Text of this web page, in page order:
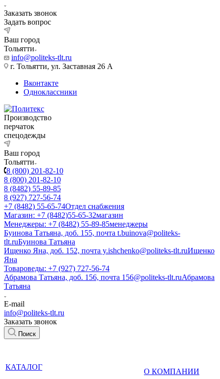
Заказать звонок
Задать вопрос
Ваш город
Тольятти
info@politeks-tlt.ru
г. Тольятти, ул. Заставная 26 А
Вконтакте
Одноклассники
Производство
перчаток
спецодежды
Ваш город
Тольятти
8 (800) 201-82-10
8 (800) 201-82-10
8 (8482) 55-89-85
8 (927) 727-56-74
+7 (8482) 55-65-74Отдел снабжения
Магазин: +7 (8482)55-65-32магазин
Менеджеры: +7 (8482) 55-89-85менеджеры
Буинова Татьяна, доб. 155, почта t.buinova@politeks-
tlt.ruБуинова Татьяна
Ищенко Яна, доб. 152, почта y.ishchenko@politeks-tlt.ruИщенко
Яна
Товароведы: +7 (927) 727-56-74
Абрамова Татьяна, доб. 156, почта 156@politeks-tlt.ruАбрамова
Татьяна
E-mail
info@politeks-tlt.ru
Заказать звонок
Поиск
КАТАЛОГ
О КОМПАНИИ